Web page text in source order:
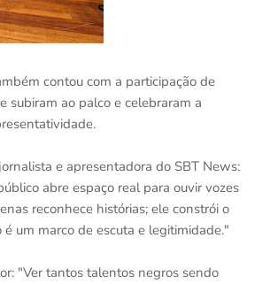
contou com a participação de
subiram ao palco e celebraram a
e apresentadora do SBT News:
abre espaço real para ouvir vozes
reconhece histórias; ele constrói o
um marco de escuta e legitimidade."
"Ver tantos talentos negros sendo